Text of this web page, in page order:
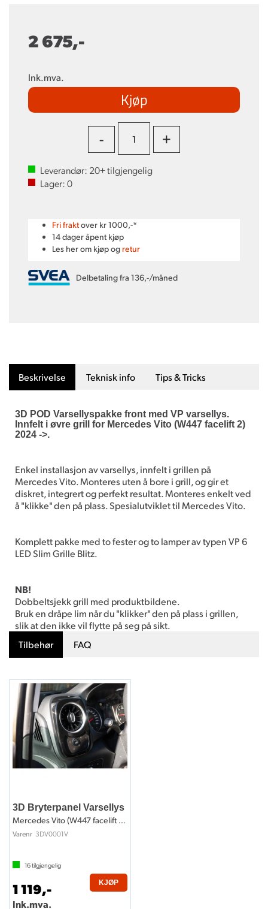
2 675,-
Ink.mva.
Kjøp
- +
Leverandør: 20+tilgjengelig
Lager:0
Fri fraktover kr 1000,-*
14 dager åpent kjøp
Les her om kjøp og retur
Delbetaling fra 136,-/måned
Beskrivelse Teknisk info Tips & Tricks
3D POD Varsellyspakke front med VP varsellys.
Innfelt i øvre grill for Mercedes Vito (W447 facelift 2)
2024 ->.
Enkel installasjon av varsellys, innfelt i grillen på
Mercedes Vito. Monteres uten å bore i grill, og gir et
diskret, integrert og perfekt resultat. Monteres enkelt ved
å "klikke" den på plass. Spesialutviklet til Mercedes Vito.
Komplett pakke med to fester og to lamper av typen VP 6
LED Slim Grille Blitz.
NB!
Dobbeltsjekk grill med produktbildene.
Bruk en dråpe lim når du "klikker" den på plass i grillen,
slik at den ikke vil flytte på seg på sikt.
Tilbehør
FAQ
3D Bryterpanel Varsellys
Mercedes Vito (W447 facelift 2) 2024 ->
Varenr 3DV0001V
16tilgjengelig
1 119,-
Ink.mva.
KJØP